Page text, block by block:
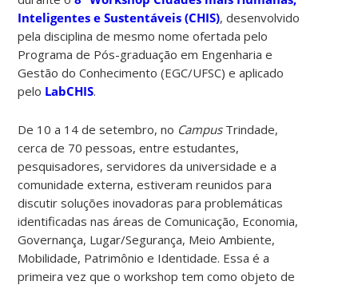
Inteligentes e Sustentáveis (CHIS), desenvolvido
pela disciplina de mesmo nome ofertada pelo
Programa de Pós-graduação em Engenharia e
Gestão do Conhecimento (EGC/UFSC) e aplicado
pelo LabCHIS.
De 10 a 14 de setembro, no CampusTrindade,
cerca de 70 pessoas, entre estudantes,
pesquisadores, servidores da universidade e a
comunidade externa, estiveram reunidos para
discutir soluções inovadoras para problemáticas
identificadas nas áreas de Comunicação, Economia,
Governança, Lugar/Segurança, Meio Ambiente,
Mobilidade, Patrimônio e Identidade. Essa é a
primeira vez que o workshop tem como objeto de